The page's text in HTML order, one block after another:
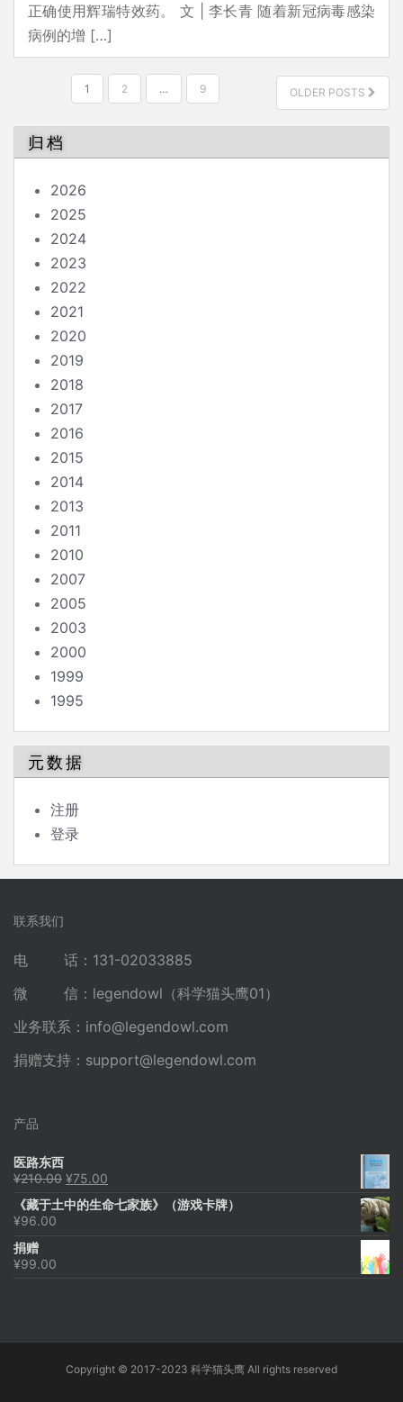
正确使用辉瑞特效药。 文 | 李长青 随着新冠病毒感染
病例的增 […]
分
页
1 2 … 9 OLDER POSTS
归档
2026
2025
2024
2023
2022
2021
2020
2019
2018
2017
2016
2015
2014
2013
2011
2010
2007
2005
2003
2000
1999
1995
元数据
注册
登录
联系我们
电 话：131-02033885
微 信：legendowl（科学猫头鹰01）
业务联系： info@legendowl.com
捐赠支持： support@legendowl.com
产品
医路东西
¥210.00 原
为：
¥75.00
价
《藏于土中的生命七家族》（游戏卡牌）
¥96.00
捐赠
¥99.00
Copyright © 2017-2023 科学猫头鹰 All rights reserved